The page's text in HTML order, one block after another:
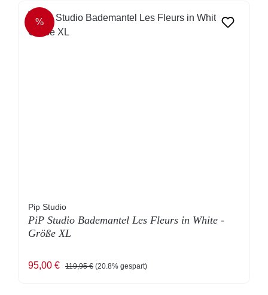
RABATT
%
Pip Studio
PiP Studio Bademantel Les Fleurs in White -
Größe XL
Verkaufspreis:
95,00 € Regulärer Preis:
119,95 € (20.8% gespart)